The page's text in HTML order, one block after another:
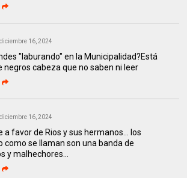
diciembre 16, 2024
"laburando" en la Municipalidad?Está
negros cabeza que no saben ni leer
diciembre 16, 2024
favor de Rios y sus hermanos... los
como se llaman son una banda de
y malhechores...